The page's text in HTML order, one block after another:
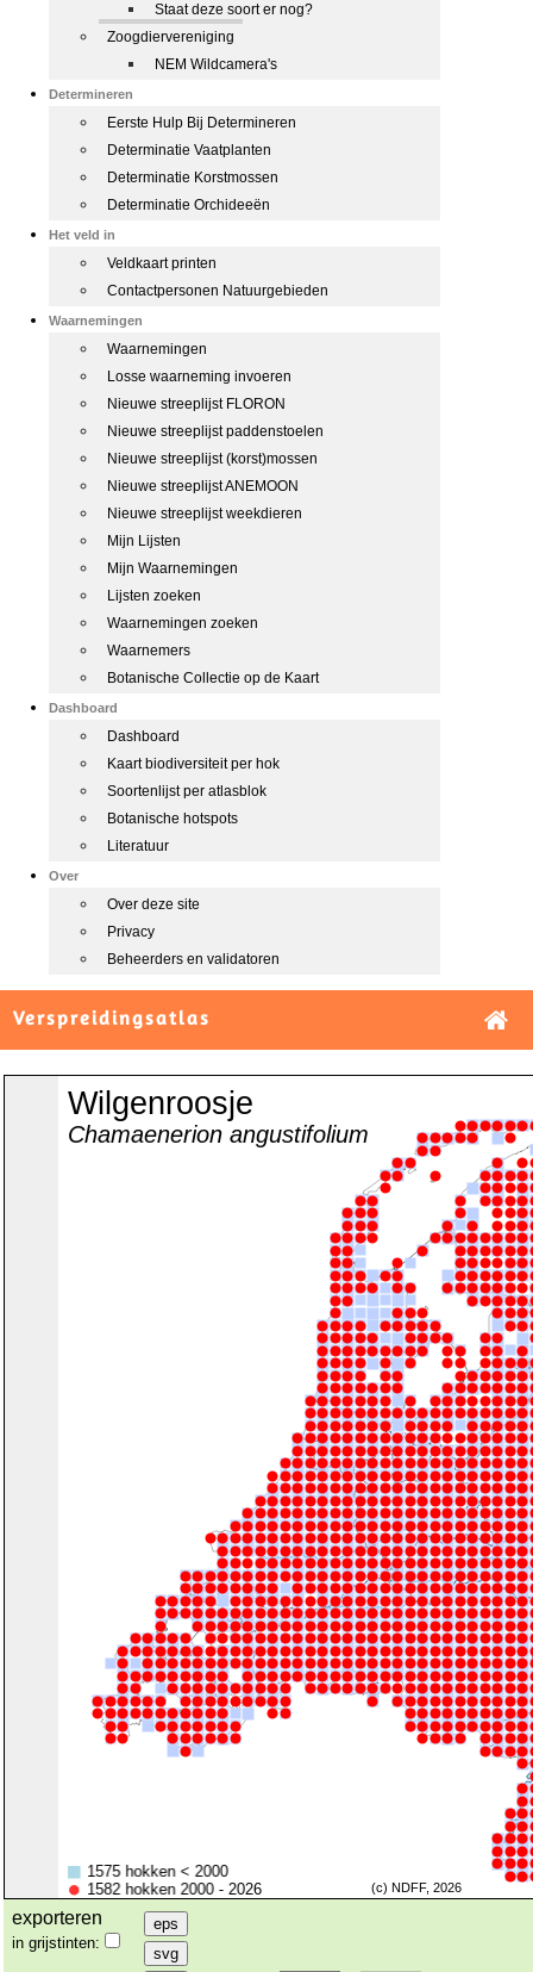
Staat deze soort er nog?
Zoogdiervereniging
NEM Wildcamera's
Determineren
Eerste Hulp Bij Determineren
Determinatie Vaatplanten
Determinatie Korstmossen
Determinatie Orchideeën
Het veld in
Veldkaart printen
Contactpersonen Natuurgebieden
Waarnemingen
Waarnemingen
Losse waarneming invoeren
Nieuwe streeplijst FLORON
Nieuwe streeplijst paddenstoelen
Nieuwe streeplijst (korst)mossen
Nieuwe streeplijst ANEMOON
Nieuwe streeplijst weekdieren
Mijn Lijsten
Mijn Waarnemingen
Lijsten zoeken
Waarnemingen zoeken
Waarnemers
Botanische Collectie op de Kaart
Dashboard
Dashboard
Kaart biodiversiteit per hok
Soortenlijst per atlasblok
Botanische hotspots
Literatuur
Over
Over deze site
Privacy
Beheerders en validatoren
Verspreidingsatlas